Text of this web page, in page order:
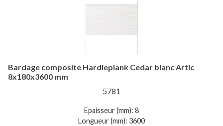
Bardage composite Hardieplank Cedar blanc Artic
8x180x3600 mm
5781
Epaisseur (mm): 8
Longueur (mm): 3600